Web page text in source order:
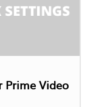
Prime Video